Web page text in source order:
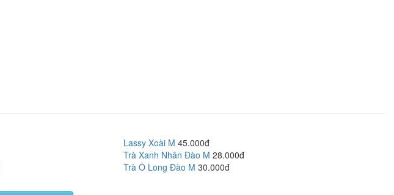
Lassy Xoài M 45.000đ
Trà Xanh Nhân Đào M 28.000đ
Trà Ô Long Đào M 30.000đ